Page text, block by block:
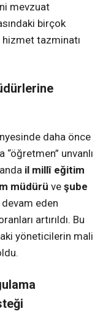
mevzuat
birçok
tazminatı
daha önce
unvanlı
il millî eğitim
müdürü ve şube
eden
artırıldı. Bu
yöneticilerin mali